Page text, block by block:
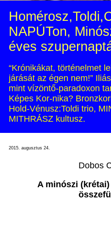
NAPÚTon,
éves
“Krónikákat, történelmet
járását az égen nem!”
mint vízöntő-paradoxon
Képes Kor-nika?
Hold-Vénusz:Toldi trio,
MITHRÁSZ kultusz.
2015. augusztus 24.
Dobos
A minószi